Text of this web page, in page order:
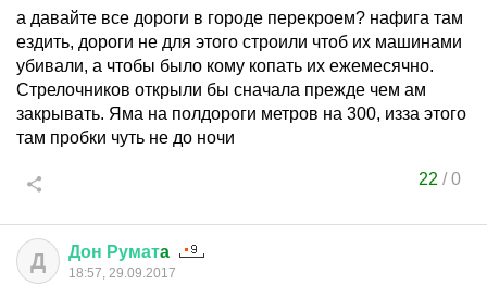
а давайте все дороги в городе перекроем? нафига там
ездить, дороги не для этого строили чтоб их машинами
убивали, а чтобы было кому копать их ежемесячно.
Стрелочников открыли бы сначала прежде чем ам
закрывать. Яма на полдороги метров на 300, изза этого
там пробки чуть не до ночи
22 /0
Д Дон Руматa
18:57, 29.09.2017